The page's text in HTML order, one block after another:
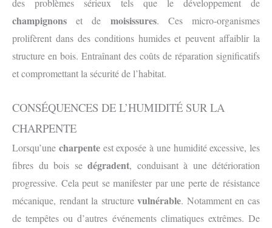
des problèmes sérieux tels que le développement de
champignons et de moisissures. Ces micro-organismes
prolifèrent dans des conditions humides et peuvent affaiblir la
structure en bois. Entraînant des coûts de réparation significatifs
et compromettant la sécurité de l’habitat.
CONSÉQUENCES DE L’HUMIDITÉ SUR LA
CHARPENTE
Lorsqu’une charpenteest exposée à une humidité excessive, les
fibres du bois sedégradent, conduisant à une détérioration
progressive. Cela peut se manifester par une perte de résistance
mécanique, rendant la structurevulnérable. Notamment en cas
de tempêtes ou d’autres événements climatiques extrêmes. De